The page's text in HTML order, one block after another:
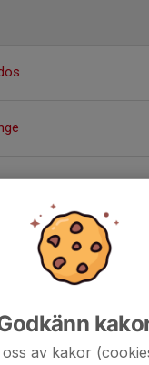
av kakor